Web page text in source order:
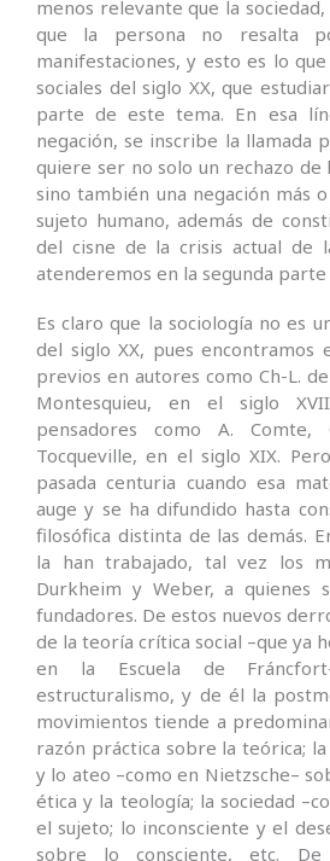
menos relevante que la
que la persona no resalta
manifestaciones, y esto es lo
sociales del siglo XX, que
parte de este tema. En esa
negación, se inscribe la llamada
quiere ser no solo un rechazo de
sino también una negación más
sujeto humano, además de
del cisne de la crisis actual de
atenderemos en la segunda
Es claro que la sociología no es
del siglo XX, pues encontramos
previos en autores como Ch-L.
Montesquieu, en el siglo
pensadores como A.
Tocqueville, en el siglo XIX.
pasada centuria cuando esa
auge y se ha difundido hasta
filosófica distinta de las demás.
la han trabajado, tal vez los
Durkheim y Weber, a quienes
fundadores. De estos nuevos
de la teoría crítica social –que ya
en la Escuela de
estructuralismo, y de él la
movimientos tiende a
razón práctica sobre la teórica;
y lo ateo –como en Nietzsche–
ética y la teología; la sociedad
el sujeto; lo inconsciente y el
sobre lo consciente, etc.